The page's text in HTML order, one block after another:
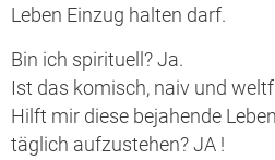
Leben Einzug halten darf.
Bin ich spirituell? Ja.
Ist das komisch, naiv und
Hilft mir diese bejahende
täglich aufzustehen? JA !